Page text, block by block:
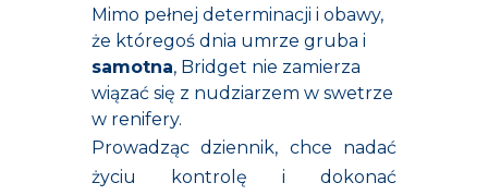
Mimo pełnej determinacji i obawy,
że któregoś dnia umrze gruba i
samotna, Bridget nie zamierza
wiązać się z nudziarzem w swetrze
w renifery.
Prowadząc dziennik, chce nadać
życiu kontrolę i dokonać